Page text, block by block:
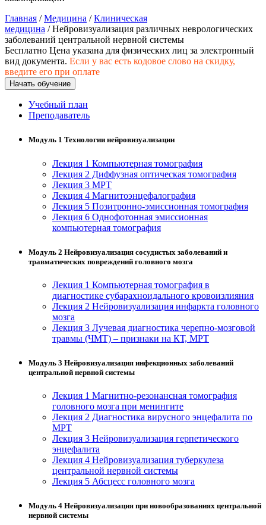
Техника-технологии
Прикладная геология, горное дело,
нефтегазовое дело и геодезия
Техника и технологии наземного
транспорта
Техника и технологии строительства
Ядерная энергетика и технологии
Культура и спорт
Физкультура и спорт
искусств
Средства массовой информации и
информативно-библиотечное дело
Подготовка к периодической
аккредитации
Основные Услуги
Дополнительные Услуги
Главная /Медицина /Клиническая
медицина / Нейровизуализация различных неврологических
заболеваний центральной нервной системы
Бесплатно Цена указана для физических лиц за электронный
вид документа. Если у вас есть кодовое слово на скидку,
введите его при оплате
Начать обучение
Учебный план
Преподаватель
Модуль 1 Технологии нейровизуализации
Лекция 1 Компьютерная томография
Лекция 2 Диффузная оптическая томография
Лекция 3 МРТ
Лекция 4 Магнитоэнцефалография
Лекция 5 Позитронно-эмиссионная томография
Лекция 6 Однофотонная эмиссионная
компьютерная томография
Модуль 2 Нейровизуализация сосудистых заболеваний и
травматических повреждений головного мозга
Лекция 1 Компьютерная томография в
диагностике субарахноидального кровоизлияния
Лекция 2 Нейровизуализация инфаркта головного
мозга
Лекция 3 Лучевая диагностика черепно-мозговой
травмы (ЧМТ) – признаки на КТ, МРТ
Модуль 3 Нейровизуализация инфекционных заболеваний
центральной нервной системы
Лекция 1 Магнитно-резонансная томография
головного мозга при менингите
Лекция 2 Диагностика вирусного энцефалита по
МРТ
Лекция 3 Нейровизуализация герпетического
энцефалита
Лекция 4 Нейровизуализация туберкулеза
центральной нервной системы
Лекция 5 Абсцесс головного мозга
Модуль 4 Нейровизуализация при новообразованиях центральной
нервной системы